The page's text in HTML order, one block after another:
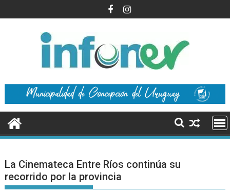
al
La Cinemateca Entre Ríos continúa su
recorrido por la provincia